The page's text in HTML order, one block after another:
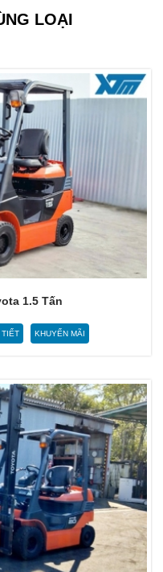
LOẠI
1.5 Tấn
TIẾT KHUYẾN MÃI